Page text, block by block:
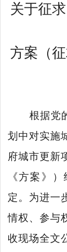
关于征
方案（
根据党
划中对实施
府城市更新
《方案》
定。为进一
情权、参与
收现场全文